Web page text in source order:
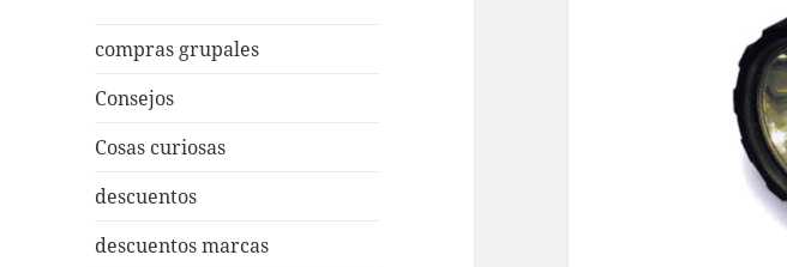
compras grupales
Consejos
Cosas curiosas
descuentos
descuentos marcas